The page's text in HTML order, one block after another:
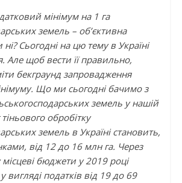
мінімум на 1 га
земель – об’єктивна
ні? Сьогодні на цю тему в Україні
Але щоб вести її правильно,
бекграунд запровадження
Що ми сьогодні бачимо з
земель у нашій
обробітку
земель в Україні становить,
від 12 до 16 млн га. Через
місцеві бюджети у 2019 році
вигляді податків від 19 до 69